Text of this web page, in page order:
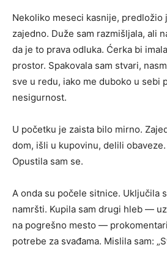
Nekoliko meseci kasnije, predložio
zajedno. Duže sam razmišljala, ali
da je to prava odluka. Ćerka bi
prostor. Spakovala sam stvari,
sve u redu, iako me duboko u sebi
nesigurnost.
U početku je zaista bilo mirno.
dom, išli u kupovinu, delili
Opustila sam se.
A onda su počele sitnice. Uključila
namršti. Kupila sam drugi hleb —
na pogrešno mesto —
potrebe za svađama. Mislila sam: